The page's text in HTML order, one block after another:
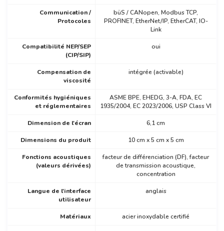
Communication /
Protocoles
büS / CANopen, Modbus TCP,
PROFINET, EtherNet/IP, EtherCAT, IO-
Link
Compatibilité NEP/SEP
(CIP/SIP)
oui
Compensation de
viscosité
intégrée (activable)
Conformités hygiéniques
et réglementaires
ASME BPE, EHEDG, 3-A, FDA, EC
1935/2004, EC 2023/2006, USP Class VI
Dimension de l'écran 6,1 cm
Dimensions du produit 10 cm x 5 cm x 5 cm
Fonctions acoustiques
(valeurs dérivées)
facteur de différenciation (DF), facteur
de transmission acoustique,
concentration
Langue de l'interface
utilisateur
anglais
Matériaux acier inoxydable certifié